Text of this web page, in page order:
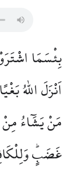
بِئْسَمَا
اَنْزَلَ اللّٰهُ
مَنْ يَشَٓاءُ
غَضَبٍۜ